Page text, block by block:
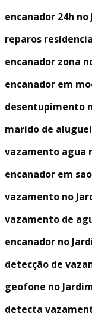
encanador 24h
reparos
encanador zona
encanador em
desentupimento
marido de
vazamento agua
encanador em
vazamento no
vazamento de
encanador no
detecção de
geofone no
detecta